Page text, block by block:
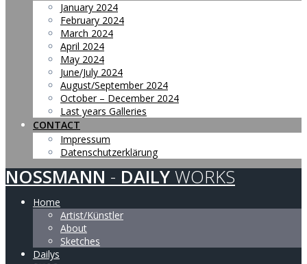
January 2024
February 2024
March 2024
April 2024
May 2024
June/July 2024
August/September 2024
October – December 2024
Last years Galleries
CONTACT
Impressum
Datenschutzerklärung
NOSSMANN - DAILY WORKS
Home
Artist/Künstler
About
Sketches
Dailys